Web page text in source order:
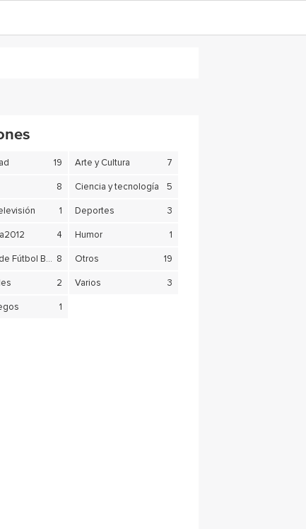
19 Arte y Cultura 7
8 Ciencia y tecnología 5
1 Deportes 3
4 Humor 1
Mundial de Fútbol Brasil 2014 8 Otros 19
2 Varios 3
1